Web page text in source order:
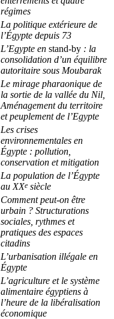
régimes
La politique extérieure de
l’Égypte depuis 73
L’Egypte en stand-by : la
consolidation d’un équilibre
autoritaire sous Moubarak
Le mirage pharaonique de
la sortie de la vallée du Nil,
Aménagement du territoire
et peuplement de l’Egypte
Les crises
environnementales en
Égypte : pollution,
conservation et mitigation
La population de l’Égypte
au XXe siècle
Comment peut-on être
urbain ? Structurations
sociales, rythmes et
pratiques des espaces
citadins
L’urbanisation illégale en
Égypte
L’agriculture et le système
alimentaire égyptiens à
l’heure de la libéralisation
économique